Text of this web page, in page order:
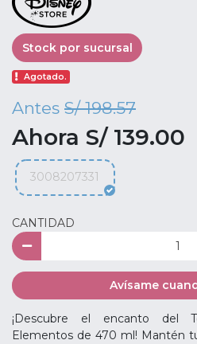
Stock por sucursal
Agotado.
Antes S/ 198.57
Ahora S/ 139.00
3008207331
CANTIDAD
Avísame
¡Descubre el encanto del
Elementos de 470 ml! Mantén